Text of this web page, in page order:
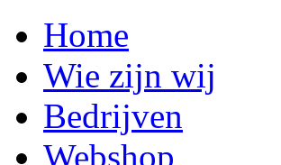
Home
Wie zijn wij
Bedrijven
Webshop